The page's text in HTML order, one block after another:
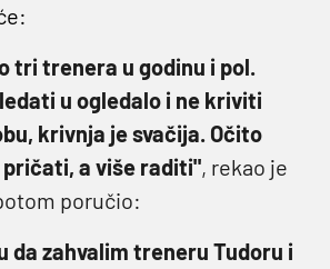
tri trenera u godinu i pol.
u ogledalo i ne kriviti
krivnja je svačija. Očito
a više raditi", rekao je
poručio:
da zahvalim treneru Tudoru i